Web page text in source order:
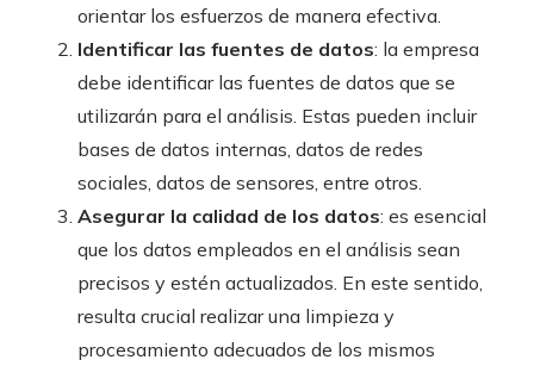
orientar los esfuerzos de manera efectiva.
Identificar las fuentes de datos: la empresa
debe identificar las fuentes de datos que se
utilizarán para el análisis. Estas pueden incluir
bases de datos internas, datos de redes
sociales, datos de sensores, entre otros.
Asegurar la calidad de los datos: es esencial
que los datos empleados en el análisis sean
precisos y estén actualizados. En este sentido,
resulta crucial realizar una limpieza y
procesamiento adecuados de los mismos